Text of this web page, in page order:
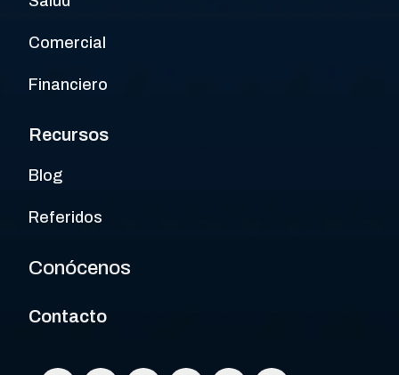
Comercial
Financiero
Recursos
Blog
Referidos
Conócenos
Contacto